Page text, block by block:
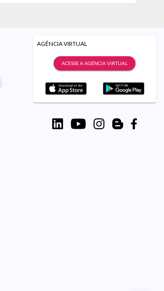
AGÊNCIA VIRTUAL
ACESSE A AGÊNCIA VIRTUAL